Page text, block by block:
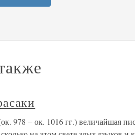
978 – ок. 1016 гг.) величайшая